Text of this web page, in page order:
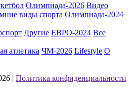
Олимпиада-2026 Видео
виды спорта Олимпиада-2024
Другие ЕВРО-2024 Все
атлетика ЧМ-2026 Lifestyle О
| Политика конфиденциальности